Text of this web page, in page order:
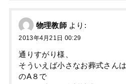
物理教師 より:
2013年4月21日 00:29
通りすがり様、
そういえば小さなお葬式さん
のA８で